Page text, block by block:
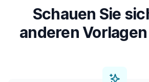
Schauen Sie
anderen